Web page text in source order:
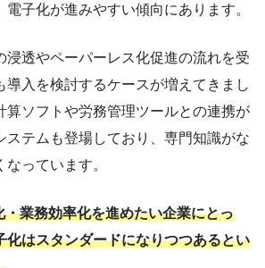
子化が進みやすい傾向にあります。
浸透やペーパーレス化促進の流れを受
導入を検討するケースが増えてきまし
算ソフトや労務管理ツールとの連携が
ステムも登場しており、専門知識がな
っています。
・業務効率化を進めたい企業にとっ
化はスタンダードになりつつあるとい